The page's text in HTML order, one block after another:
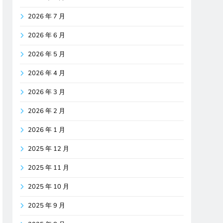
2026 年 7 月
2026 年 6 月
2026 年 5 月
2026 年 4 月
2026 年 3 月
2026 年 2 月
2026 年 1 月
2025 年 12 月
2025 年 11 月
2025 年 10 月
2025 年 9 月